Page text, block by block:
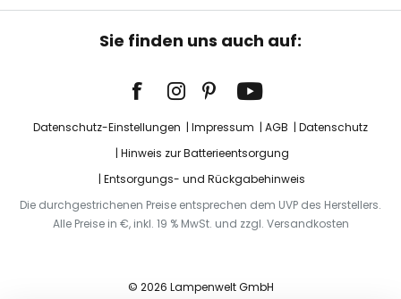
Sie finden uns auch auf:
Datenschutz-Einstellungen Impressum AGB
Datenschutz
Hinweis zur Batterieentsorgung
Entsorgungs- und Rückgabehinweis
Die durchgestrichenen Preise entsprechen dem UVP des Herstellers.
Alle Preise in €, inkl. 19 % MwSt. und zzgl. Versandkosten
© 2026 Lampenwelt GmbH